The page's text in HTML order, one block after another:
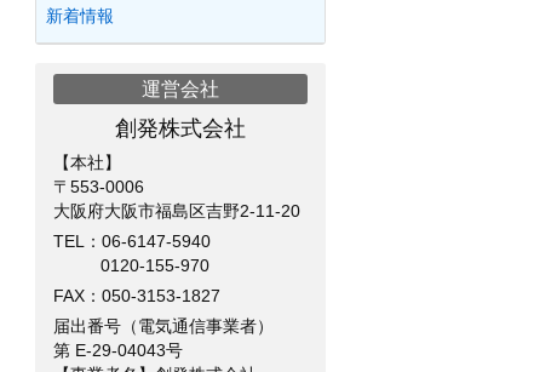
新着情報
運営会社
創発株式会社
【本社】
〒553-0006
大阪府大阪市福島区吉野2-11-20
TEL： 06-6147-5940
0120-155-970
FAX：050-3153-1827
届出番号（電気通信事業者）
第 E-29-04043号